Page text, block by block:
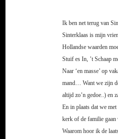
Ik ben net terug van
Sinterklaas is mijn
Hollandse waarden
Stuif es In, ’t Schaap
Naar ‘en masse’ op
mand… Want we zijn
altijd zo’n gedoe..) en
En in plaats dat we
kerk of de familie gaan
Waarom hoor ik de